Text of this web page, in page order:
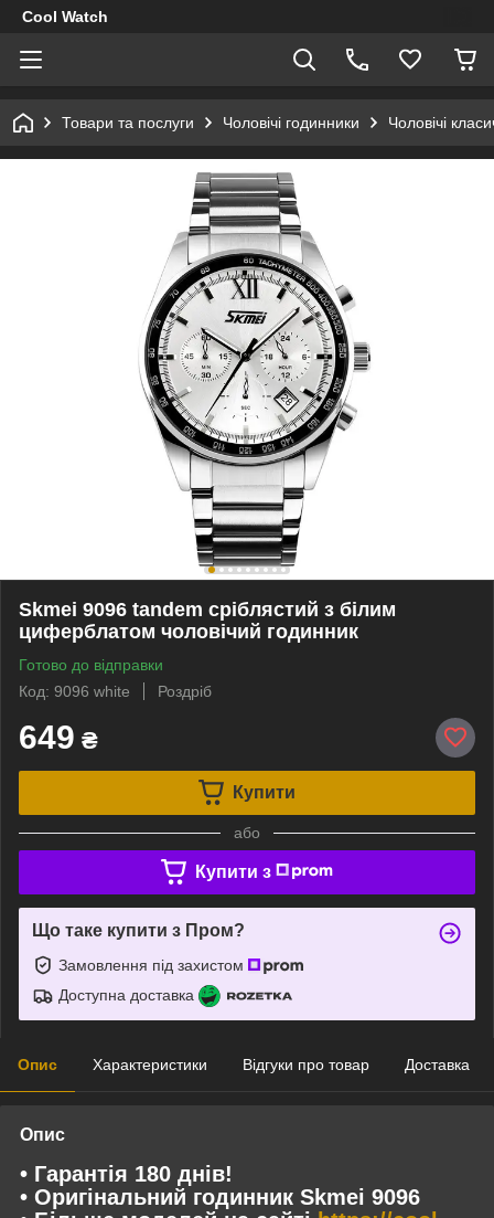
Cool Watch
Товари та послуги Чоловічі годинники Чоловічі
Skmei 9096 tandem сріблястий з білим
циферблатом чоловічий годинник
Готово до відправки
Код: 9096 white
Роздріб
649 ₴
Купити
або
Купити з
Що таке купити з Пром?
Замовлення під захистом
Доступна доставка
Опис Характеристики Відгуки про товар Доставка
Опис
• Гарантія 180 днів!
• Оригінальний годинник Skmei 9096